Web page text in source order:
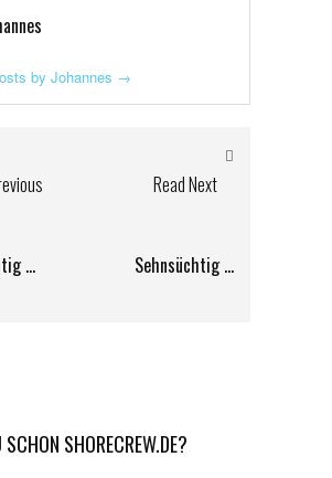
by Johannes →
…
Read Next
Sehnsüchtig …
SHORECREW.DE?